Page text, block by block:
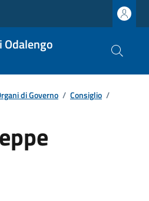
Odalengo
di Governo / Consiglio /